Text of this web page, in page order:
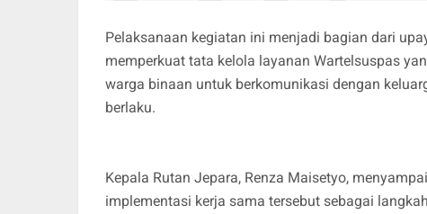
Pelaksanaan kegiatan ini menjadi bagian dari
memperkuat tata kelola layanan Wartelsuspas
warga binaan untuk berkomunikasi dengan
berlaku.
Kepala Rutan Jepara, Renza Maisetyo,
implementasi kerja sama tersebut sebagai